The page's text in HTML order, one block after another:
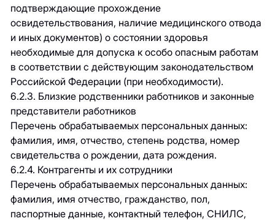
подтверждающие прохождение
освидетельствования, наличие медицинского отвода
и иных документов) о состоянии здоровья
необходимые для допуска к особо опасным работам
в соответствии с действующим законодательством
Российской Федерации (при необходимости).
6.2.3. Близкие родственники работников и законные
представители работников
Перечень обрабатываемых персональных данных:
фамилия, имя, отчество, степень родства, номер
свидетельства о рождении, дата рождения.
6.2.4. Контрагенты и их сотрудники
Перечень обрабатываемых персональных данных:
фамилия, имя отчество, гражданство, пол,
паспортные данные, контактный телефон, СНИЛС,